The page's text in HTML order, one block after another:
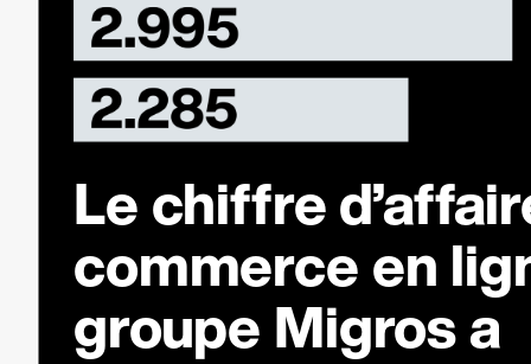
Le chiffre
commerce en
groupe Migros a